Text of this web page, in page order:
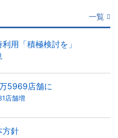
一覧
用「積極検討を」
5969店舗に
店舗増
方針